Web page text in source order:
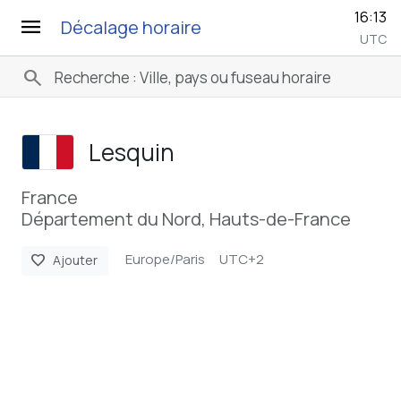
menu Décalage horaire 16:13
UTC
search
Lesquin
France
Département du Nord, Hauts-de-France
favorite Ajouter Europe/Paris UTC+2